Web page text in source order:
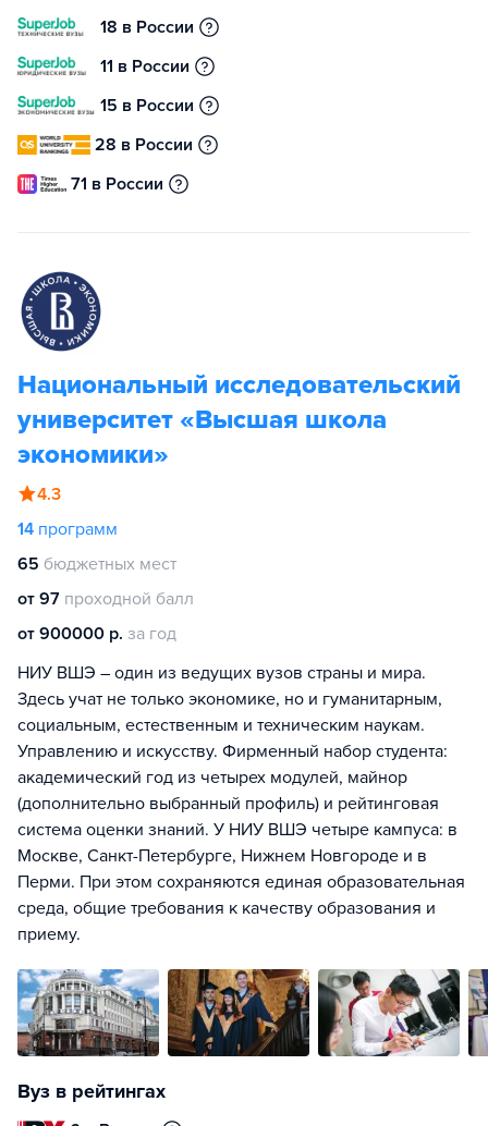
18 в России
11 в России
15 в России
28 в России
71 в России
Национальный исследовательский
университет «Высшая школа
экономики»
4.3
14 программ
65 бюджетных мест
от 97 проходной балл
от 900000 р. за год
НИУ ВШЭ – один из ведущих вузов страны и мира.
Здесь учат не только экономике, но и гуманитарным,
социальным, естественным и техническим наукам.
Управлению и искусству. Фирменный набор студента:
академический год из четырех модулей, майнор
(дополнительно выбранный профиль) и рейтинговая
система оценки знаний. У НИУ ВШЭ четыре кампуса: в
Москве, Санкт-Петербурге, Нижнем Новгороде и в
Перми. При этом сохраняются единая образовательная
среда, общие требования к качеству образования и
приему.
Вуз в рейтингах